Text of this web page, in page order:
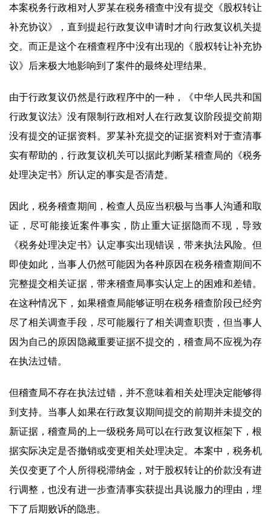
本案税务行政相对人罗某在税务稽查中没有提交《股权转让
补充协议》，直到提起行政复议申请时才向行政复议机关提
交。而正是这个在稽查程序中没有出现的《股权转让补充协
议》后来极大地影响到了案件的最终处理结果。
由于行政复议仍然是行政程序中的一种，《中华人民共和国
行政复议法》没有限制行政相对人在行政复议阶段提交前期
没有提交的证据资料。罗某补充提交的证据资料对于查清事
实有帮助的，行政复议机关可以据此判断某稽查局的《税务
处理决定书》所认定的事实是否清楚。
因此，税务稽查期间，检查人员应当积极与当事人沟通和取
证，尽可能接近案件事实，防止重大证据隐而不现，导致
《税务处理决定书》认定事实出现错误，带来执法风险。但
即使如此，当事人仍然可能因为各种原因在税务稽查期间不
完整提交相关证据，带来稽查局事实认定上的困难和差错。
在这种情况下，如果稽查局能够证明在税务稽查阶段已经穷
尽了相关调查手段，尽可能履行了相关调查职责，但当事人
因为自己的原因隐藏重要证据不提交的，稽查局不应视为存
在执法过错。
但稽查局不存在执法过错，并不意味着相关处理决定能够得
到支持。当事人如果在行政复议期间提交的前期并未提交的
新证据，稽查局的上一级税务局可以在行政复议框架下，根
据实际决定是否撤销或变更相关处理决定。本案中，税务机
关仅变更了个人所得税滞纳金，对于股权转让的价款没有进
行调整，也没有进一步查清事实获提出具说服力的理由，埋
下了后期败诉的隐患。